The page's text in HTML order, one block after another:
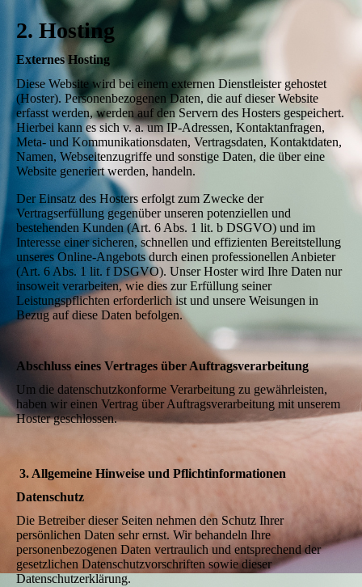
2. Hosting
Externes Hosting
Diese Website wird bei einem externen Dienstleister gehostet
(Hoster). Personenbezogenen Daten, die auf dieser Website
erfasst werden, werden auf den Servern des Hosters gespeichert.
Hierbei kann es sich v. a. um IP-Adressen, Kontaktanfragen,
Meta- und Kommunikationsdaten, Vertragsdaten, Kontaktdaten,
Namen, Webseitenzugriffe und sonstige Daten, die über eine
Website generiert werden, handeln.
Der Einsatz des Hosters erfolgt zum Zwecke der
Vertragserfüllung gegenüber unseren potenziellen und
bestehenden Kunden (Art. 6 Abs. 1 lit. b DSGVO) und im
Interesse einer sicheren, schnellen und effizienten Bereitstellung
unseres Online-Angebots durch einen professionellen Anbieter
(Art. 6 Abs. 1 lit. f DSGVO). Unser Hoster wird Ihre Daten nur
insoweit verarbeiten, wie dies zur Erfüllung seiner
Leistungspflichten erforderlich ist und unsere Weisungen in
Bezug auf diese Daten befolgen.
Abschluss eines Vertrages über Auftragsverarbeitung
Um die datenschutzkonforme Verarbeitung zu gewährleisten,
haben wir einen Vertrag über Auftragsverarbeitung mit unserem
Hoster geschlossen.
3. Allgemeine Hinweise und Pflicht­informationen
Datenschutz
Die Betreiber dieser Seiten nehmen den Schutz Ihrer
persönlichen Daten sehr ernst. Wir behandeln Ihre
personenbezogenen Daten vertraulich und entsprechend der
gesetzlichen Datenschutzvorschriften sowie dieser
Datenschutzerklärung.